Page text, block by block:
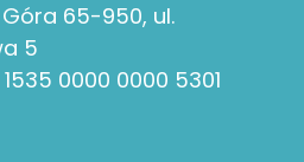
65-950, ul.
5
0000 0000 5301